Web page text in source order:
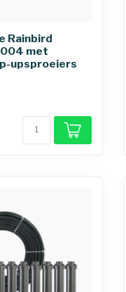
Rainbird
met
upsproeiers